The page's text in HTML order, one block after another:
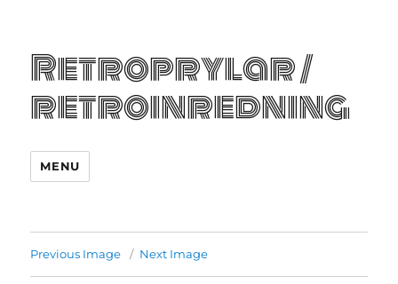
Retroprylar /
retroinredning
MENU
Previous Image Next Image